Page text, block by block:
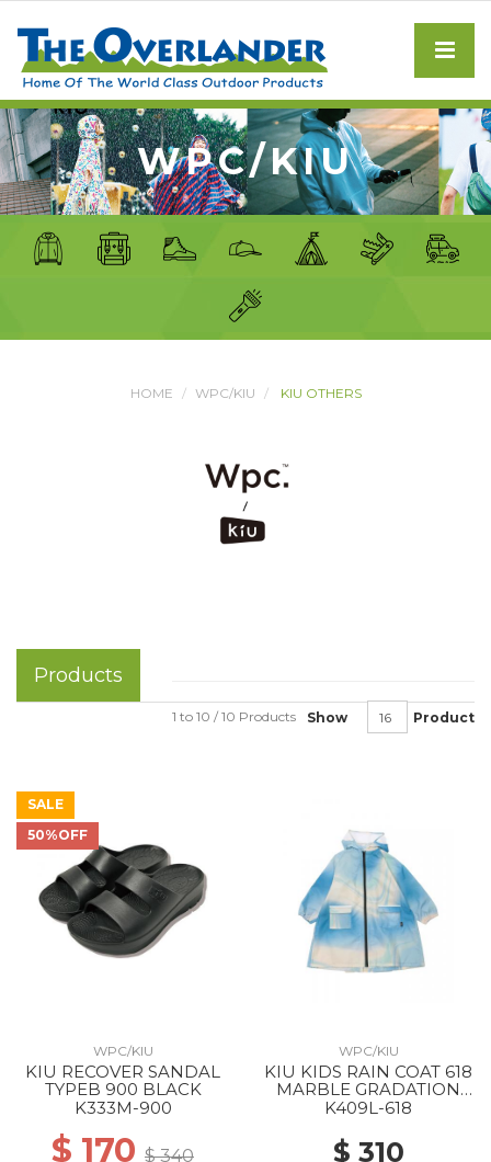
WPC/KIU
HOME WPC/KIU KIU OTHERS
Products
Show Product
1 to 10 / 10 Products
SALE
50%OFF
WPC/KIU
KIU RECOVER SANDAL
TYPEB 900 BLACK
K333M-900
$ 170 $ 340
WPC/KIU
KIU KIDS RAIN COAT 618
MARBLE GRADATION
BLUE
K409L-618
$ 310